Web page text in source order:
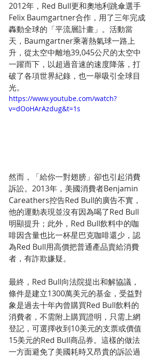
2012年，Red Bull更和奧地利跳傘選手
Felix Baumgartner合作，用了三年完成
轟動全球的「平流層計畫」。活動當
天，Baumgartner乘著熱氣球一路上
升，從太空中離地39,045公尺的太空中
一躍而下，以超過音速的速度降落，打
破了各項世界紀錄，也一舉吸引全球目
光。
https://www.youtube.com/watch?
v=dOoHArAzdug&t=1s
然而，「給你一對翅膀」卻也引起消費
訴訟。2013年，美國消費者Benjamin
Careathers控告Red Bull的廣告不實，
他的運動表現並沒有因為喝了Red Bull
明顯提升；此外，Red Bull飲料中的咖
啡因含量也比一杯星巴克咖啡還少，認
為Red Bull用高價把普通產品賣給消費
者，有詐欺嫌疑。
最終，Red Bull向法院提出和解協議，
條件是建立1300萬美元的基金，受益對
象是過去十年內曾購買Red Bull飲料的
消費者，不需附上購買證明，只需上網
登記，可選擇收到10美元的支票或價值
15美元的Red Bull商品券。這樣的做法
一方面避免了美國耗時又昂貴的訴訟過